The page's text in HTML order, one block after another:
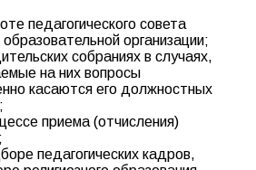
педагогического совета
организации;
собраниях в случаях,
на них вопросы
касаются его должностных
приема (отчисления)
педагогических кадров,